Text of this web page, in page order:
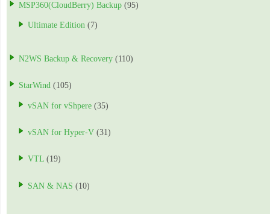
MSP360(CloudBerry) Backup (95)
Ultimate Edition (7)
N2WS Backup & Recovery (110)
StarWind (105)
vSAN for vShpere (35)
vSAN for Hyper-V (31)
VTL (19)
SAN & NAS (10)